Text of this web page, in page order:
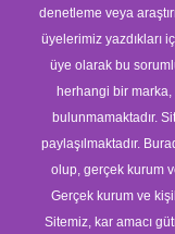
denetleme veya
üyelerimiz yazdıkları
üye olarak bu
herhangi bir marka,
bulunmamaktadır.
paylaşılmaktadır.
olup, gerçek kurum
Gerçek kurum ve
Sitemiz, kar amacı